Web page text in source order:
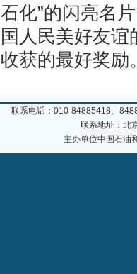
石化”的闪亮名
国人民美好友谊
收获的最好奖励
联系电话：010-84885418、
联系地址：北
主办单位中国石油